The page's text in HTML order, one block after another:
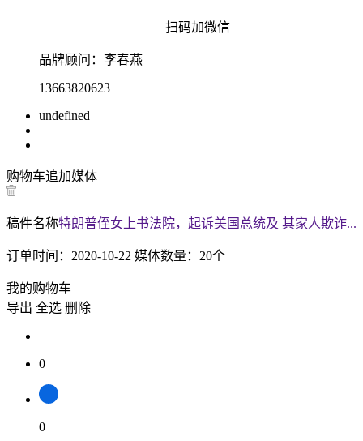
扫码加微信
品牌顾问： 李春燕
13663820623
undefined
购物车追加媒体
稿件名称特朗普侄女上书法院，起诉美国总统及 其家人欺诈...
订单时间： 2020-10-22 媒体数量： 20个
我的购物车
导出 全选 删除
0
0